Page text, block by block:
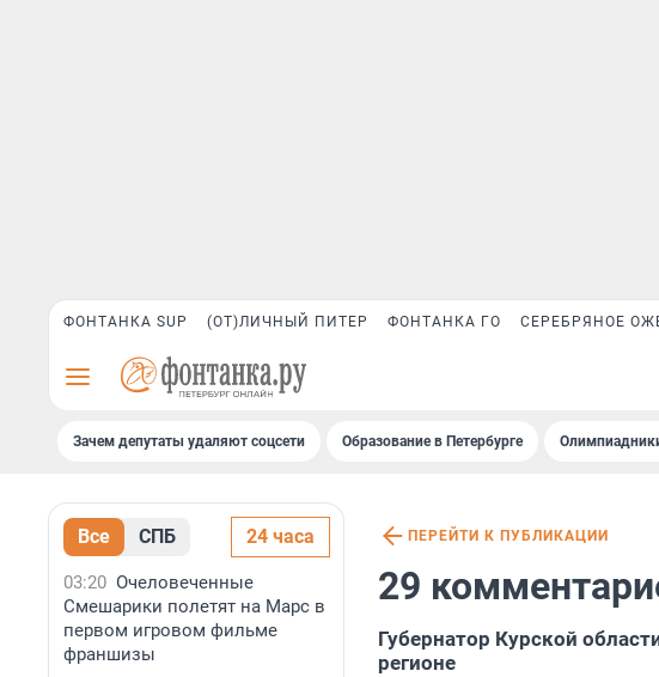
ФОНТАНКА SUP (ОТ)ЛИЧНЫЙ ПИТЕР ФОНТАНКА ГО СЕРЕБРЯНОЕ
Зачем депутаты удаляют соцсети Образование в Петербурге
Все СПБ 24 часа
03:20 Очеловеченные
Смешарики полетят на Марс в
первом игровом фильме
франшизы
ПЕРЕЙТИ К ПУБЛИКАЦИИ
29
Губернатор Курской
регионе